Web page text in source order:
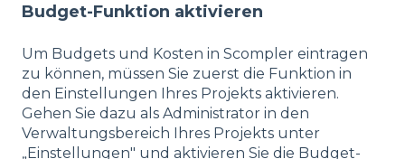
Budget-Funktion aktivieren
Um Budgets und Kosten in Scompler eintragen
zu können, müssen Sie zuerst die Funktion in
den Einstellungen Ihres Projekts aktivieren.
Gehen Sie dazu als Administrator in den
Verwaltungsbereich Ihres Projekts unter
„Einstellungen" und aktivieren Sie die Budget-